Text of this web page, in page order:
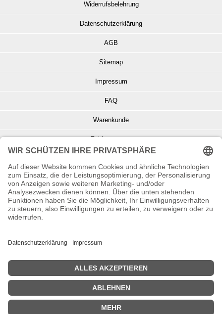
Widerrufsbelehrung
Datenschutzerklärung
AGB
Sitemap
Impressum
FAQ
Warenkunde
Zahlungsarten
Info zu Elektro- u. Elektronikgeräten
Batterieentsorgung
Informationen zur Echtheit von Kundenbewertungen
© Copyright 2026 Wohnambiente-Shop